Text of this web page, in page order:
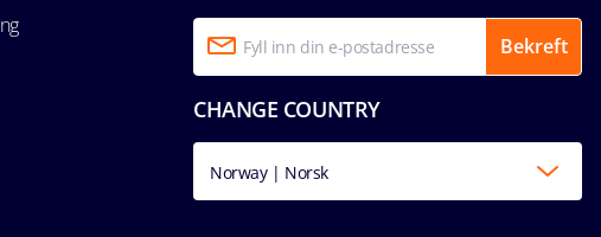
Bekreft
CHANGE COUNTRY
Norway | Norsk